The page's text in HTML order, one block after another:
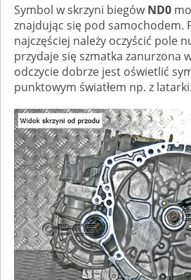
Symbol w skrzyni biegówND0
znajdując się pod samochodem.
najczęściej należy oczyścić pole
przydaje się szmatka zanurzona
odczycie dobrze jest oświetlić
punktowym światłem np. z latarki.